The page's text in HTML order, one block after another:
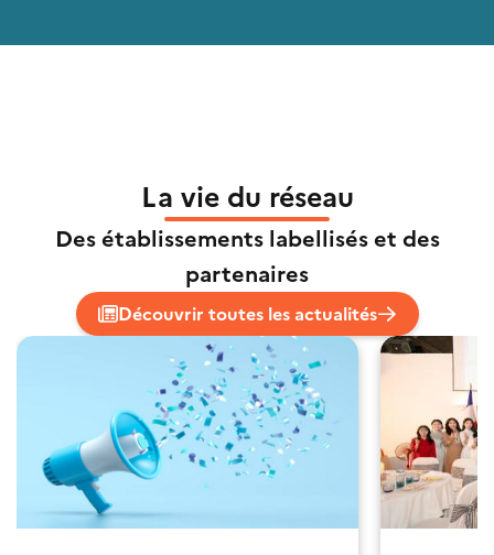
La vie du réseau
Des établissements labellisés et des
partenaires
Découvrir toutes les actualités